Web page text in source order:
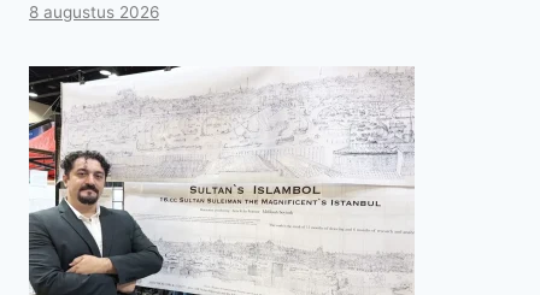
8 augustus 2026